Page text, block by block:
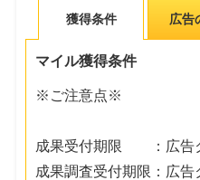
獲得条件 広告
マイル獲得条件
※ご注意点※
成果受付期限 ：広告
成果調査受付期限：広